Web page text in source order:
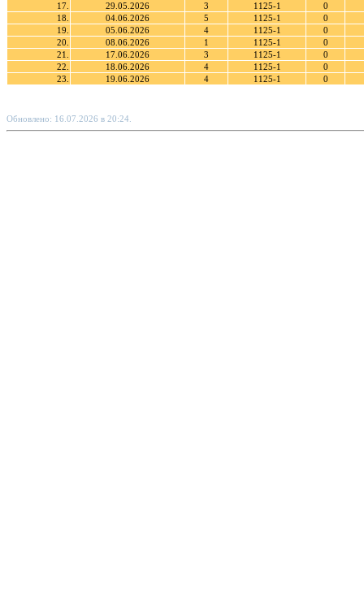
17.
29.05.2026 3 1125-1
0
18.
04.06.2026 5 1125-1
0
19.
05.06.2026 4 1125-1
0
20.
08.06.2026 1 1125-1
0
21.
17.06.2026 3 1125-1
0
22.
18.06.2026 4 1125-1
0
23.
19.06.2026 4 1125-1 0
Обновлено: 16.07.2026 в 20:24.